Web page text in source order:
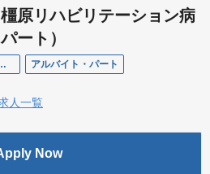
原リハビリテーション病
ート）
ン病院：調理スタッフ（パート） アルバイト・パート
人一覧
Now